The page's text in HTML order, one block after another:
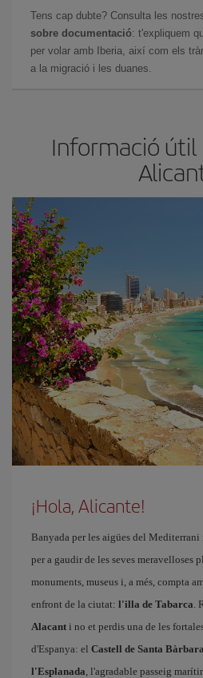
Tens cap dubte? Consulta les
sobre documentació: t'expliquem
per volar amb Iberia, així com els
a la migració i les duanes.
Informació útil
¡Hola, Alicante!
Banyada per les aigües del
per a gaudir de les seves meravelloses
monuments, museus i, a més, compta
enfront de la ciutat: l'illa de Tabarca.
Alacant i no et perdis una de les
d'Espanya: el Castell de Santa Bàrbara
l'Esplanada, l'agradable passeig